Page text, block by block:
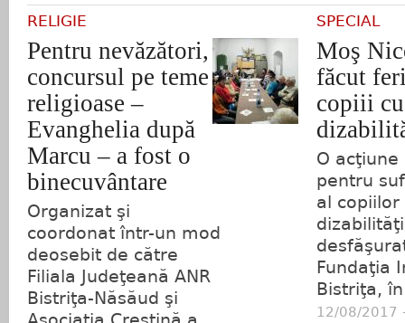
RELIGIE
Pentru nevăzători,
concursul pe teme
religioase –
Evanghelia după
Marcu – a fost o
binecuvântare
Organizat şi
coordonat într-un mod
deosebit de către
Filiala Judeţeană ANR
Bistriţa-Năsăud şi
SPECIAL
Moş
făcut
copiii cu
O
pentru
al copiilor
Fundaţia
Bistriţa,
12/08/2017